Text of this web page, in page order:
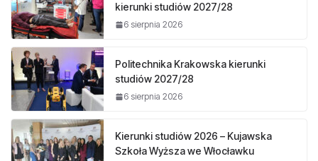
kierunki studiów 2027/28
6 sierpnia 2026
Politechnika Krakowska kierunki
studiów 2027/28
6 sierpnia 2026
Kierunki studiów 2026 – Kujawska
Szkoła Wyższa we Włocławku